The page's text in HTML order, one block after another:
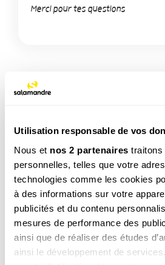
Utilisation responsable de vos
Nous et nos 2 partenaires traitons
personnelles, telles que votre
technologies comme les cookies
à des informations sur votre
publicités et du contenu
mesures de performance des
ainsi que de réaliser des études
ainsi le développement de
Merci pour tes questions
Autre (Animal)
NOS 3 REVUES
REVUE
Plongez au coeur d'une nature